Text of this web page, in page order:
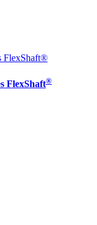
FlexShaft®